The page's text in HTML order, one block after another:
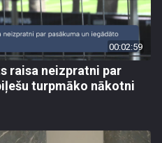
00:02:59
raisa neizpratni par
turpmāko nākotni